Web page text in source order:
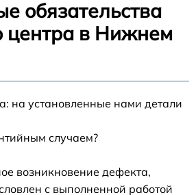
обязательства
центра в Нижнем
на установленные нами детали
случаем?
возникновение дефекта,
с выполненной работой